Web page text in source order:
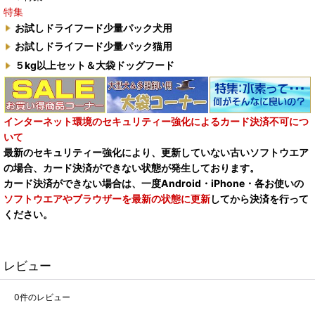
特集
お試しドライフード少量パック犬用
お試しドライフード少量パック猫用
５kg以上セット＆大袋ドッグフード
インターネット環境のセキュリティー強化によるカード決済不可につ
いて
最新のセキュリティー強化により、更新していない古いソフトウエア
の場合、カード決済ができない状態が発生しております。
カード決済ができない場合は、一度Android・iPhone・各お使いの
ソフトウエアやブラウザーを最新の状態に更新してから決済を行って
ください。
レビュー
0件のレビュー